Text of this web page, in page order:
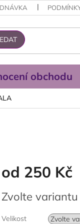
obchodu
od 250 Kč
cena:
Zvolte variantu
Velikost